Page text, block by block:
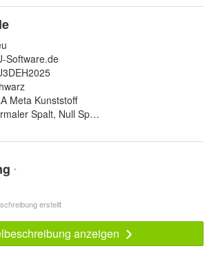
Software.de
Meta Kunststoff
*
erstellt
anzeigen